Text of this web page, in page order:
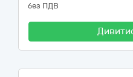
без ПДВ